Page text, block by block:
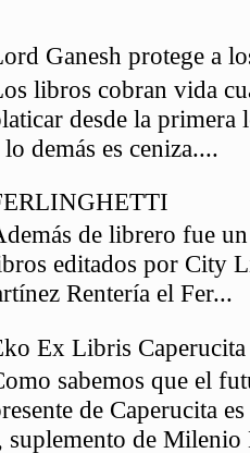
Ganesh protege a
libros cobran vida
desde la primera
demás es ceniza....
de librero fue
editados por City
Rentería el Fer...
Ex Libris
sabemos que el
de Caperucita
suplemento de Milenio